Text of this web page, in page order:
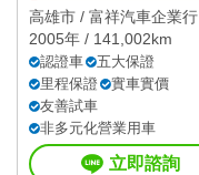
高雄市 / 富祥汽車企業行
2005年 / 141,002km
認證車
五大保證
里程保證
實車實價
友善試車
非多元化營業用車
立即諮詢